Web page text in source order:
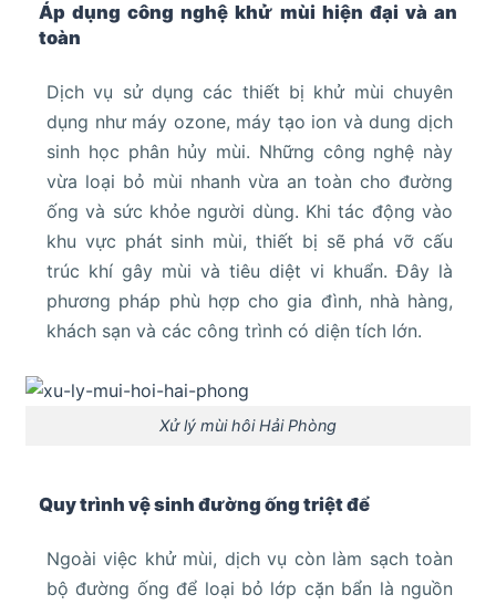
Áp dụng công nghệ khử mùi hiện đại và an
toàn
Dịch vụ sử dụng các thiết bị khử mùi chuyên
dụng như máy ozone, máy tạo ion và dung dịch
sinh học phân hủy mùi. Những công nghệ này
vừa loại bỏ mùi nhanh vừa an toàn cho đường
ống và sức khỏe người dùng. Khi tác động vào
khu vực phát sinh mùi, thiết bị sẽ phá vỡ cấu
trúc khí gây mùi và tiêu diệt vi khuẩn. Đây là
phương pháp phù hợp cho gia đình, nhà hàng,
khách sạn và các công trình có diện tích lớn.
Xử lý mùi hôi Hải Phòng
Quy trình vệ sinh đường ống triệt để
Ngoài việc khử mùi, dịch vụ còn làm sạch toàn
bộ đường ống để loại bỏ lớp cặn bẩn là nguồn